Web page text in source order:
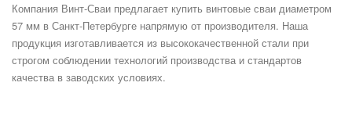
Компания Винт-Сваи предлагает купить винтовые сваи диаметром
57 мм в Санкт-Петербурге напрямую от производителя. Наша
продукция изготавливается из высококачественной стали при
строгом соблюдении технологий производства и стандартов
качества в заводских условиях.